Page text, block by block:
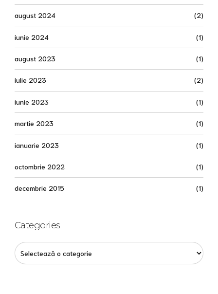
august 2024 (2)
iunie 2024 (1)
august 2023 (1)
iulie 2023 (2)
iunie 2023 (1)
martie 2023 (1)
ianuarie 2023 (1)
octombrie 2022 (1)
decembrie 2015 (1)
Categories